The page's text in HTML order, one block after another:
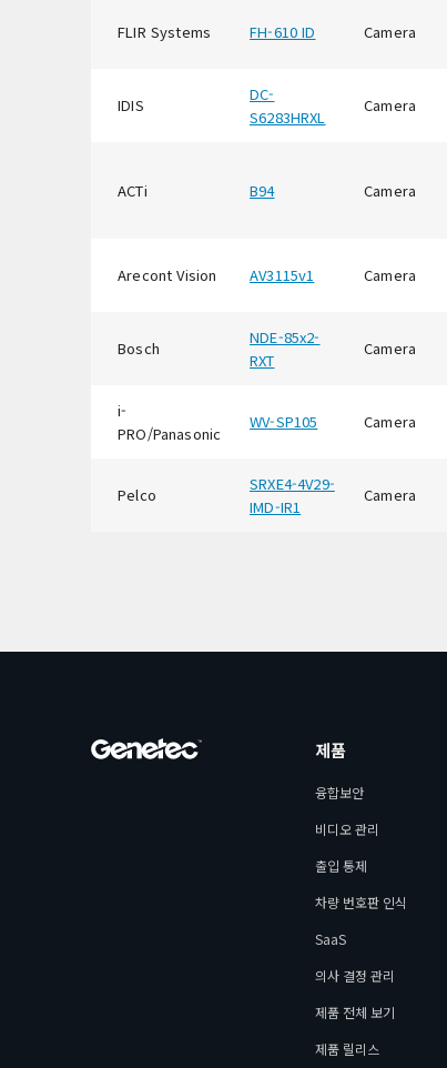
FLIR Systems FH-610 ID Camera
IDIS
DC-
S6283HRXL
Camera
ACTi B94 Camera
Arecont Vision AV3115v1 Camera
Bosch
NDE-85x2-
RXT
Camera
i-
PRO/Panasonic
WV-SP105 Camera
Pelco
SRXE4-4V29-
IMD-IR1
Camera
제품
융합보안
비디오 관리
출입 통제
차량 번호판 인식
SaaS
의사 결정 관리
제품 전체 보기
제품 릴리스